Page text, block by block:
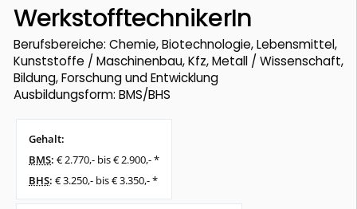
WerkstofftechnikerIn
Berufsbereiche: Chemie, Biotechnologie, Lebensmittel,
Kunststoffe / Maschinenbau, Kfz, Metall / Wissenschaft,
Bildung, Forschung und Entwicklung
Ausbildungsform: BMS/BHS
Gehalt:
BMS: € 2.770,- bis € 2.900,- *
BHS: € 3.250,- bis € 3.350,- *